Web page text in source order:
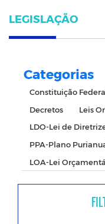
LEGISLAÇÃO
Categorias
Constituição
Decretos
Leis
LDO-Lei de
PPA-Plano
LOA-Lei